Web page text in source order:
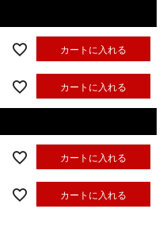
カートに入れる
カートに入れる
カートに入れる
カートに入れる